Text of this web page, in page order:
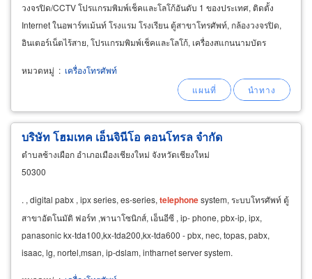
วงจรปิด/CCTV โปรแกรมพิมพ์เช็คและโลโก้อันดับ 1 ของประเทศ, ติดตั้ง
Internet ในอพาร์ทเม้นท์ โรงแรม โรงเรียน ตู้สาขาโทรศัพท์, กล้องวงจรปิด,
อินเตอร์เน็ตไร้สาย, โปรแกรมพิมพ์เช็คและโลโก้, เครื่องสแกนนามบัตร
หมวดหมู่ : เครื่องโทรศัพท์
บริษัท โฮมเทค เอ็นจินีโอ คอนโทรล จำกัด
ตำบลช้างเผือก อำเภอเมืองเชียงใหม่ จังหวัดเชียงใหม่
50300
. , digital pabx , ipx series, es-series, telephonesystem, ระบบโทรศัพท์ ตู้
สาขาอัตโนมัติ ฟอร์ท ,พานาโซนิกส์, เอ็นอีซี , ip- phone, pbx-ip, ipx,
panasonic kx-tda100,kx-tda200,kx-tda600 - pbx, nec, topas, pabx,
isaac, lg, nortel,msan, ip-dslam, intharnet server system.